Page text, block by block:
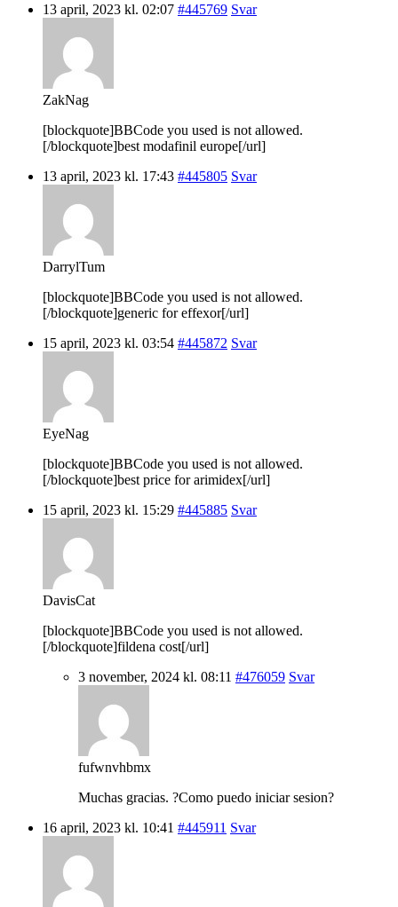
13 april, 2023 kl. 02:07 #445769 Svar
ZakNag
[blockquote]BBCode you used is not allowed.
[/blockquote]best modafinil europe[/url]
13 april, 2023 kl. 17:43 #445805 Svar
DarrylTum
[blockquote]BBCode you used is not allowed.
[/blockquote]generic for effexor[/url]
15 april, 2023 kl. 03:54 #445872 Svar
EyeNag
[blockquote]BBCode you used is not allowed.
[/blockquote]best price for arimidex[/url]
15 april, 2023 kl. 15:29 #445885 Svar
DavisCat
[blockquote]BBCode you used is not allowed.
[/blockquote]fildena cost[/url]
3 november, 2024 kl. 08:11 #476059 Svar
fufwnvhbmx
Muchas gracias. ?Como puedo iniciar sesion?
16 april, 2023 kl. 10:41 #445911 Svar